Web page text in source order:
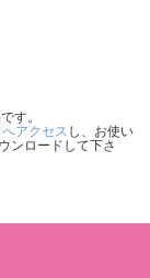
す。
アクセス し、お使い
ンロードして下さ